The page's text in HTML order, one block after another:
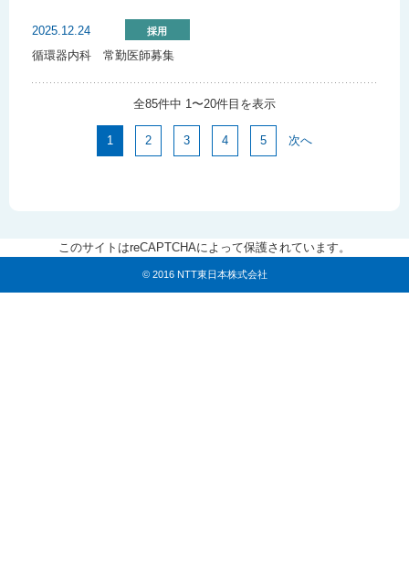
2025.12.24 採用
循環器内科 常勤医師募集
全85件中 1〜20件目を表示
1 2 3 4 5 次へ
このサイトはreCAPTCHAによって保護されています。
© 2016 NTT東日本株式会社